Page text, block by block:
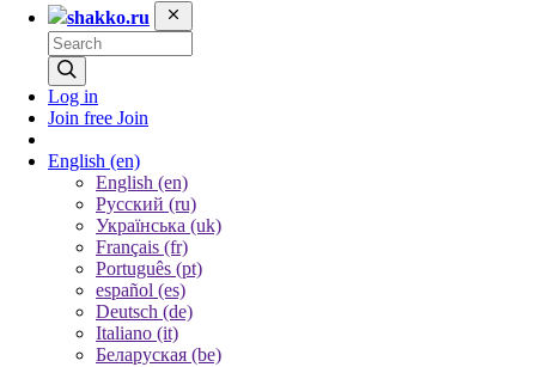
shakko.ru
Log in
Join free Join
English (en)
English (en)
Русский (ru)
Українська (uk)
Français (fr)
Português (pt)
español (es)
Deutsch (de)
Italiano (it)
Беларуская (be)